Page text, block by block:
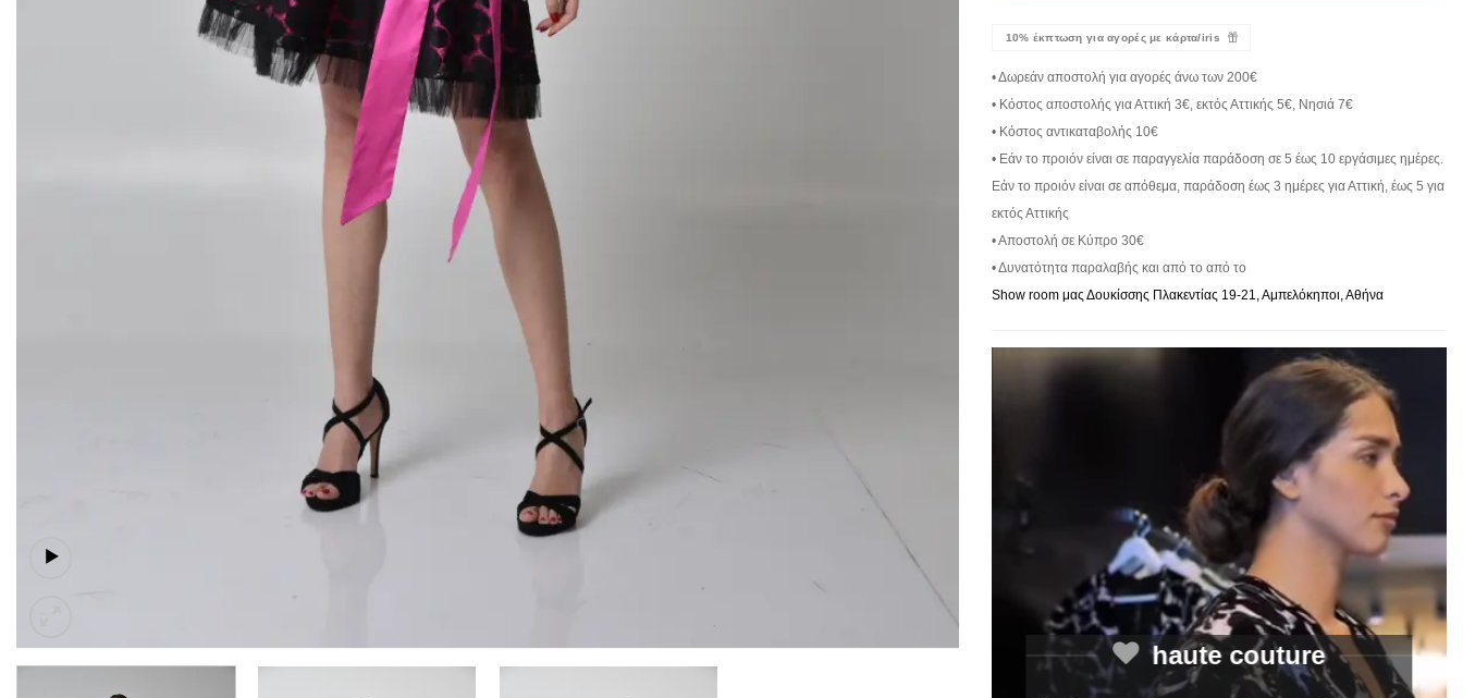
10% έκπτωση για αγορές με κάρτα/iris
• Δωρεάν αποστολή για αγορές άνω των 200€
• Κόστος αποστολής για Αττική 3€, εκτός Αττικής 5€, Νησιά 7€
• Κόστος αντικαταβολής 10€
• Εάν το προιόν είναι σε παραγγελία παράδοση σε 5 έως 10 εργάσιμες ημέρες.
Εάν το προιόν είναι σε απόθεμα, παράδοση έως 3 ημέρες για Αττική, έως 5 για
εκτός Αττικής
• Αποστολή σε Κύπρο 30€
• Δυνατότητα παραλαβής και από το από το
Show room μας Δουκίσσης Πλακεντίας 19-21, Αμπελόκηποι, Αθήνα
haute couture